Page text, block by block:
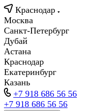
Краснодар
Москва
Санкт-Петербург
Дубай
Астана
Краснодар
Екатеринбург
Казань
+7 918 686 56 56
+7 918 686 56 56